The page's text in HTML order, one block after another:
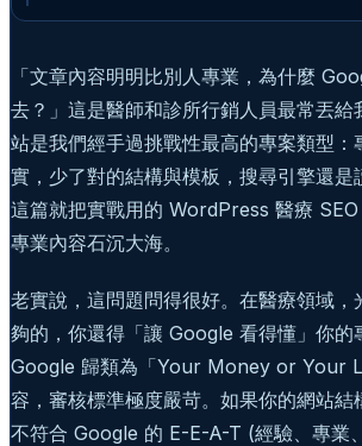
「文章內容明明比別人專業，為什麼
去？」這是醫師和診所行銷人員最常丟給
站是我們經手過挑戰性最高的專案類型：
實，少了對的結構與模板，搜尋引擎還是
這篇就把實戰用的 WordPress 醫療
專業內容石沉大海。
老實說，這問題問得很好。在醫療領域，
夠的，你還得「讓 Google 看得懂」你的
Google 歸類為「Your Money or Your
容，審核標準極度嚴苛。如果你的網站結
不符合 Google 的 E-E-A-T (經驗、專業